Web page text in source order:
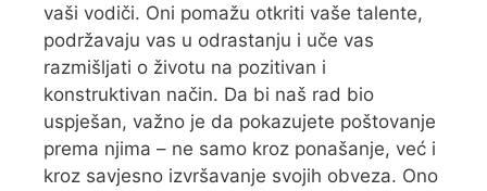
vaši vodiči. Oni pomažu otkriti vaše talente,
podržavaju vas u odrastanju i uče vas
razmišljati o životu na pozitivan i
konstruktivan način. Da bi naš rad bio
uspješan, važno je da pokazujete poštovanje
prema njima – ne samo kroz ponašanje, već i
kroz savjesno izvršavanje svojih obveza. Ono